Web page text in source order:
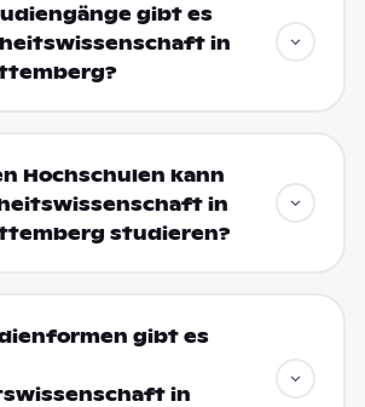
gibt es
in
Hochschulen kann
in
studieren?
gibt es
in